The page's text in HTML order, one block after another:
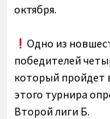
октября.
Одно из
победителей
который пройдет
этого турнира
Второй лиги Б.